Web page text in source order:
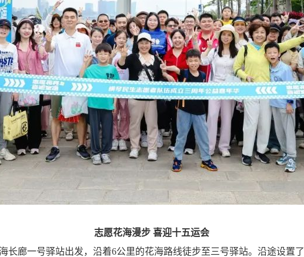
志愿花海漫步 喜迎十五运会
长廊一号驿站出发，沿着6公里的花海路线徒步至三号驿站。沿途设置了